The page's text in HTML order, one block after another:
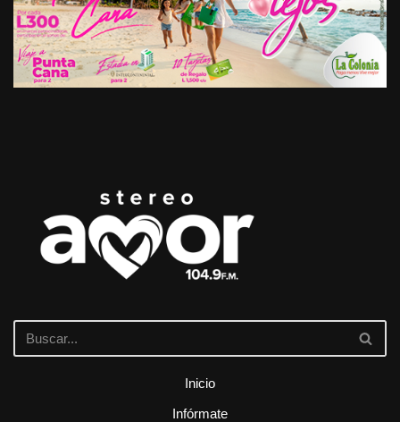
Inicio
Infórmate